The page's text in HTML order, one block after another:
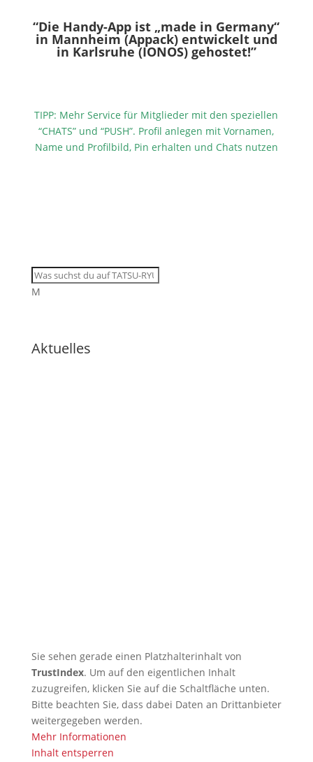
“Die Handy-App ist „made in Germany“
in Mannheim (Appack) entwickelt und
in Karlsruhe (IONOS) gehostet!”
TIPP: Mehr Service für Mitglieder mit den speziellen
“CHATS” und “PUSH”. Profil anlegen mit Vornamen,
Name und Profilbild, Pin erhalten und Chats nutzen
M
Aktuelles
Sie sehen gerade einen Platzhalterinhalt von
TrustIndex. Um auf den eigentlichen Inhalt
zuzugreifen, klicken Sie auf die Schaltfläche unten.
Bitte beachten Sie, dass dabei Daten an Drittanbieter
weitergegeben werden.
Mehr Informationen
Inhalt entsperren